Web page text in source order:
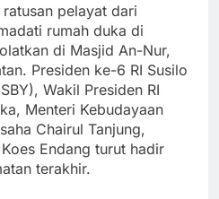
pelayat dari
rumah duka di
di Masjid An-Nur,
Presiden ke-6 RI Susilo
Wakil Presiden RI
Menteri Kebudayaan
Chairul Tanjung,
Endang turut hadir
terakhir.